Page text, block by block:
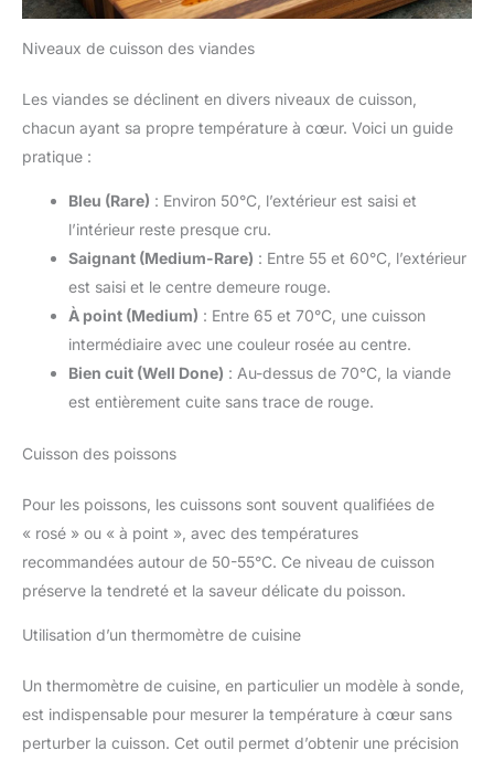
Niveaux de cuisson des viandes
Les viandes se déclinent en divers niveaux de cuisson,
chacun ayant sa propre température à cœur. Voici un guide
pratique :
Bleu (Rare) : Environ 50°C, l’extérieur est saisi et
l’intérieur reste presque cru.
Saignant (Medium-Rare) : Entre 55 et 60°C, l’extérieur
est saisi et le centre demeure rouge.
À point (Medium) : Entre 65 et 70°C, une cuisson
intermédiaire avec une couleur rosée au centre.
Bien cuit (Well Done) : Au-dessus de 70°C, la viande
est entièrement cuite sans trace de rouge.
Cuisson des poissons
Pour les poissons, les cuissons sont souvent qualifiées de
« rosé » ou « à point », avec des températures
recommandées autour de 50-55°C. Ce niveau de cuisson
préserve la tendreté et la saveur délicate du poisson.
Utilisation d’un thermomètre de cuisine
Un thermomètre de cuisine, en particulier un modèle à sonde,
est indispensable pour mesurer la température à cœur sans
perturber la cuisson. Cet outil permet d’obtenir une précision